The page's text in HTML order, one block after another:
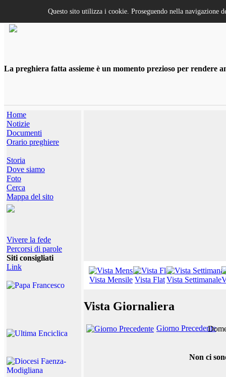
La preghiera fatta assieme è un momento prezioso per rendere
Home
Notizie
Documenti
Orario preghiere
Storia
Dove siamo
Foto
Cerca
Mappa del sito
Vivere la fede
Percorsi di parole
Siti consigliati
Link
Vista Mensile Vista FlatVista Settimanale
Vista Giornaliera
Giorno Precedente
Non ci
Questo sito utilizza i cookie. Proseguendo nella navigazione